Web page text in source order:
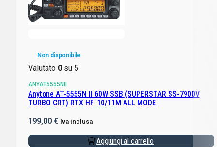
Non disponibile
Valutato 0su 5
ANYAT5555NII
Anytone AT-5555N II 60W SSB (SUPERSTAR SS-7900V
TURBO CRT) RTX HF-10/11M ALL MODE
199,00 € Iva inclusa
Aggiungi al carrello